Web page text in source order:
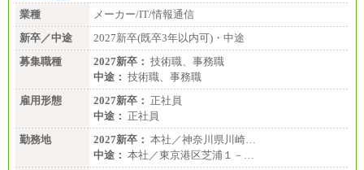
業種
メーカー/IT/情報通信
新卒／中途
2027新卒(既卒3年以内可)・中途
募集職種
2027新卒： 技術職、事務職
中途： 技術職、事務職
雇用形態
2027新卒： 正社員
中途： 正社員
勤務地
2027新卒： 本社／神奈川県川崎…
中途： 本社／東京港区芝浦１－…